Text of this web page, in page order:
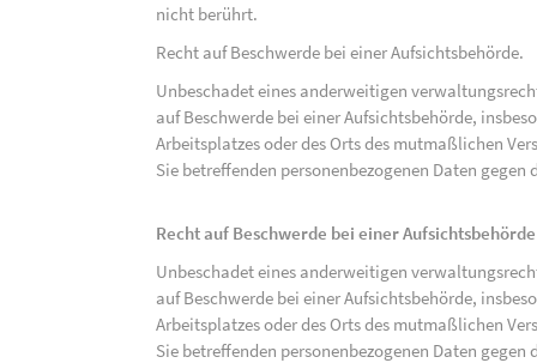
nicht berührt.
Recht auf Beschwerde bei einer Aufsichtsbehörde.
Unbeschadet eines anderweitigen
auf Beschwerde bei einer Aufsichtsbehörde,
Arbeitsplatzes oder des Orts des mutmaßlichen
Sie betreffenden personenbezogenen Daten gegen
Recht auf Beschwerde bei einer Aufsichtsbehörde
Unbeschadet eines anderweitigen
auf Beschwerde bei einer Aufsichtsbehörde,
Arbeitsplatzes oder des Orts des mutmaßlichen
Sie betreffenden personenbezogenen Daten gegen